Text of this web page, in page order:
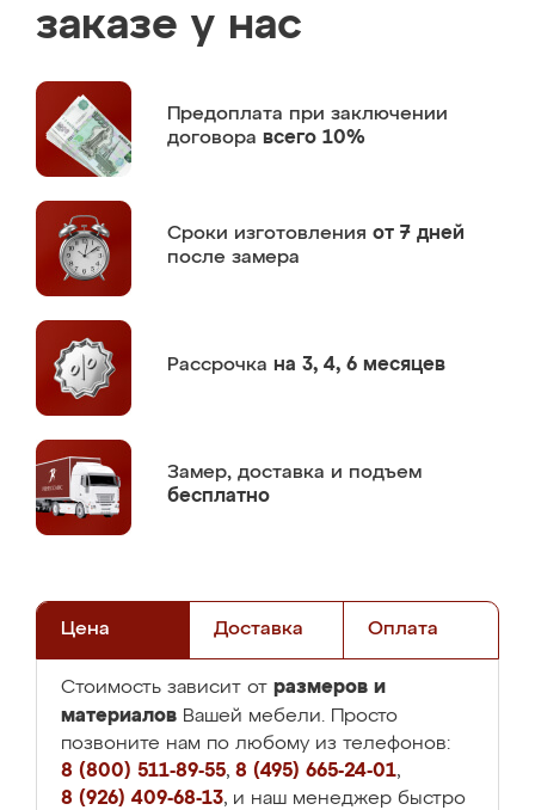
заказе у нас
Предоплата при заключении
договора всего 10%
Сроки изготовления от 7 дней
после замера
Рассрочка на 3, 4, 6 месяцев
Замер, доставка и подъем
бесплатно
Цена Доставка Оплата
Стоимость зависит от размеров и
материалов Вашей мебели. Просто
позвоните нам по любому из телефонов:
8 (800) 511-89-55, 8 (495) 665-24-01,
8 (926) 409-68-13, и наш менеджер быстро